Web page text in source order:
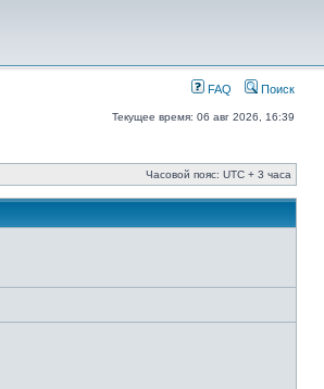
FAQ Поиск
Текущее время: 06 авг 2026, 16:39
Часовой пояс: UTC + 3 часа